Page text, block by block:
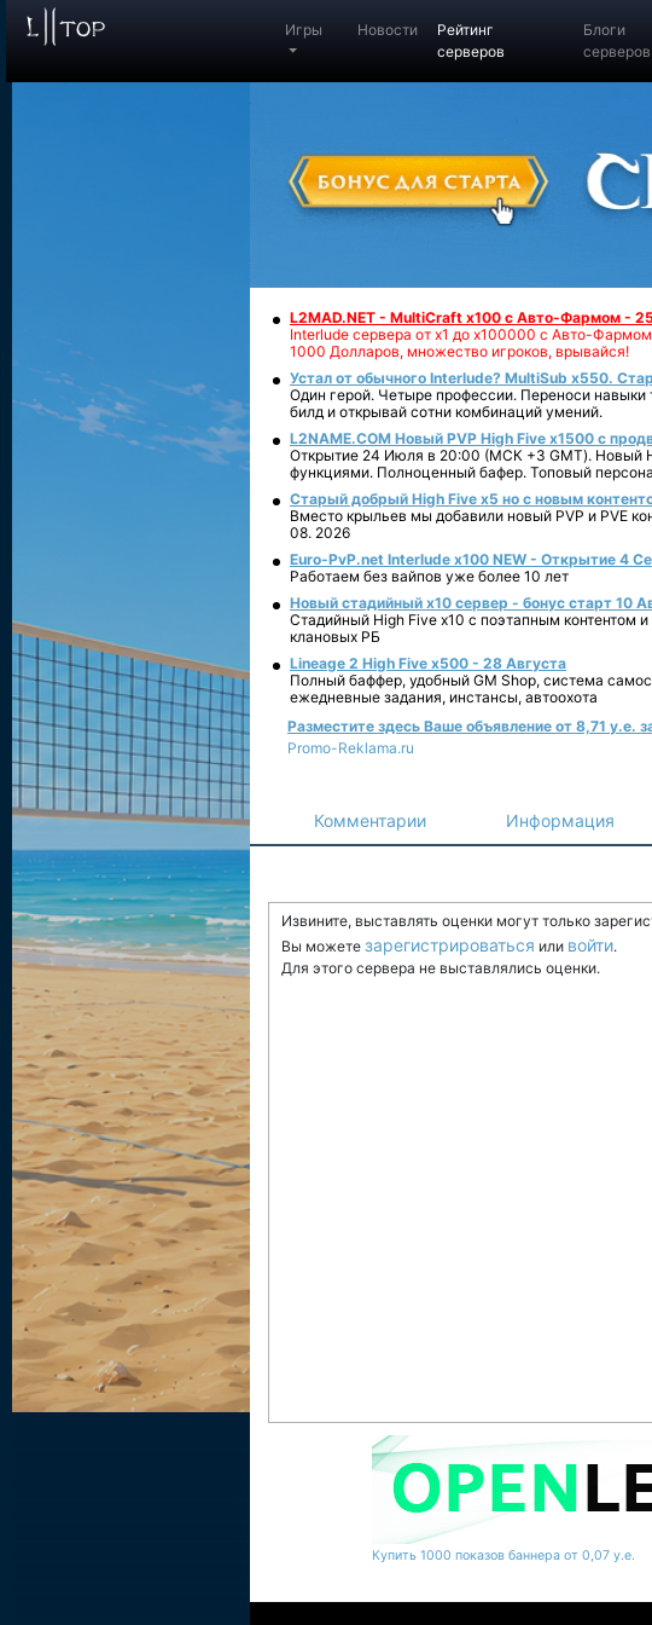
Игры Новости
Рейтинг
серверов
Блоги
серверов
L2MAD.NET - MultiCraft x100 с Авто-Фармом -
Interlude сервера от х1 до х100000 с Авто-
1000 Долларов, множество игроков, врывайся!
Устал от обычного Interlude? MultiSub x550.
Один герой. Четыре профессии. Переноси навыки
билд и открывай сотни комбинаций умений.
L2NAME.COM Новый PVP High Five x1500 с
Открытие 24 Июля в 20:00 (МСК +3 GMT). Новый
функциями. Полноценный бафер. Топовый
Старый добрый High Five x5 но с новым
Вместо крыльев мы добавили новый PVP и PVE
08. 2026
Euro-PvP.net Interlude х100 NEW - Открытие 4
Работаем без вайпов уже более 10 лет
Новый стадийный х10 сервер - бонус старт 10
Стадийный High Five x10 с поэтапным контентом
клановых РБ
Lineage 2 High Five x500 - 28 Августа
Полный баффер, удобный GM Shop, система
ежедневные задания, инстансы, автоохота
Разместите здесь Ваше объявление от 8,71 у.е.
Promo-Reklama.ru
Комментарии Информация
Извините, выставлять оценки могут только
Вы можете зарегистрироваться или войти.
Для этого сервера не выставлялись оценки.
Купить 1000 показов баннера от 0,07 у.е.